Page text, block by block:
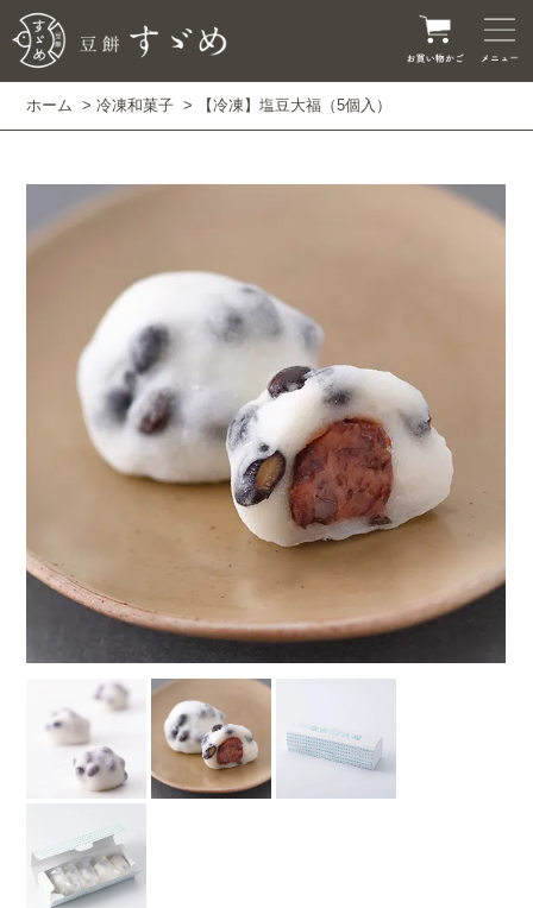
ホーム >冷凍和菓子 > 【冷凍】塩豆大福（5個入）